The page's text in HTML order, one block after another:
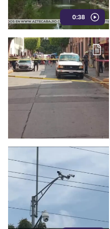
0:38